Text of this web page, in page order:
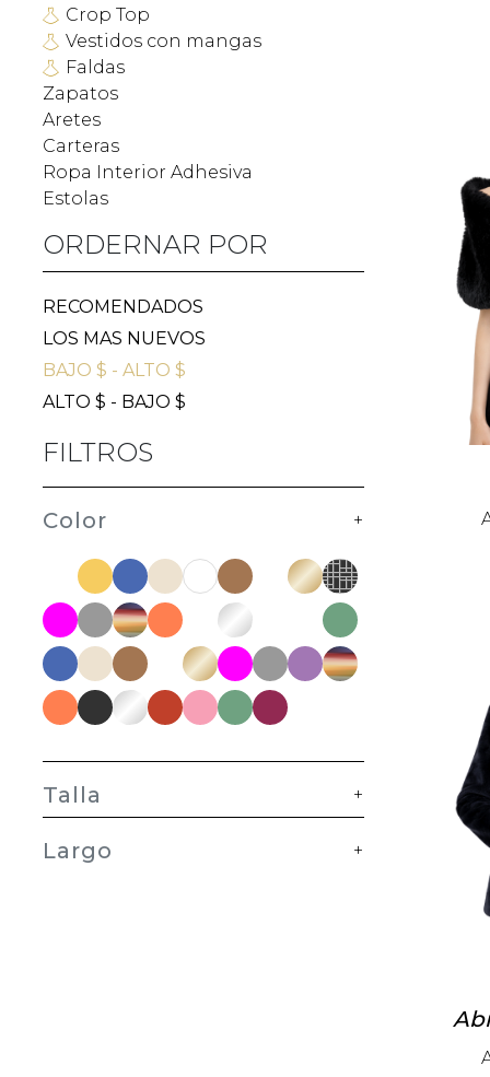
Crop Top
Vestidos con mangas
Faldas
Zapatos
Aretes
Carteras
Ropa Interior Adhesiva
Estolas
ORDERNAR POR
RECOMENDADOS
LOS MAS NUEVOS
BAJO $ - ALTO $
ALTO $ - BAJO $
FILTROS
Color +
Talla +
Largo +